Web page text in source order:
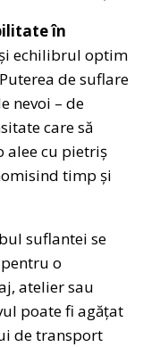
în
echilibrul optim
de suflare
nevoi – de
care să
alee cu pietriș
timp și
suflantei se
o
atelier sau
poate fi agățat
de transport